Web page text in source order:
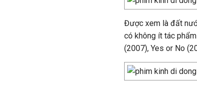
Được xem là đất
có không ít tác
(2007), Yes or No